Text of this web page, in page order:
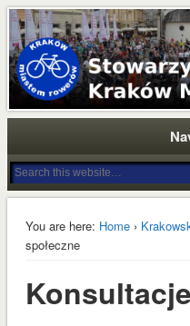
Stowarzyszenie Kraków
krakowskich rowerzystów na
zdecydowanych działań na rzecz
promocji roweru. Nasza wizja
oraz przestrzeń publiczna
You are here: Home›
społeczne